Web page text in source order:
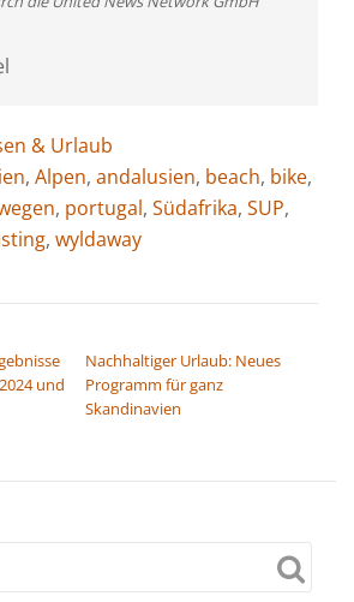
& Urlaub
, Alpen, andalusien, beach, bike,
, portugal, Südafrika, SUP,
, wyldaway
und
Nachhaltiger Urlaub: Neues
Programm für ganz
Skandinavien